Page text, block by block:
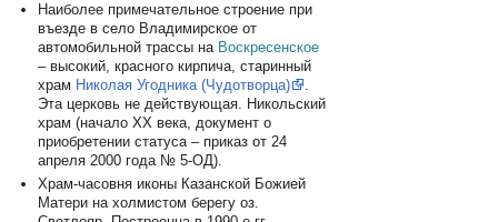
Наиболее примечательное строение при
въезде в село Владимирское от
автомобильной трассы на Воскресенское
– высокий, красного кирпича, старинный
храм Николая Угодника (Чудотворца)
.
Эта церковь не действующая. Никольский
храм (начало XX века, документ о
приобретении статуса – приказ от 24
апреля 2000 года № 5-ОД).
Храм-часовня иконы Казанской Божией
Матери на холмистом берегу оз.